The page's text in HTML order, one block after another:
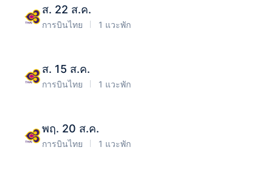
ส. 22 ส.ค.
การบินไทย 1 แวะพัก
ส. 15 ส.ค.
การบินไทย 1 แวะพัก
พฤ. 20 ส.ค.
การบินไทย 1 แวะพัก